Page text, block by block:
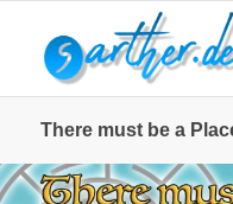
There must be a